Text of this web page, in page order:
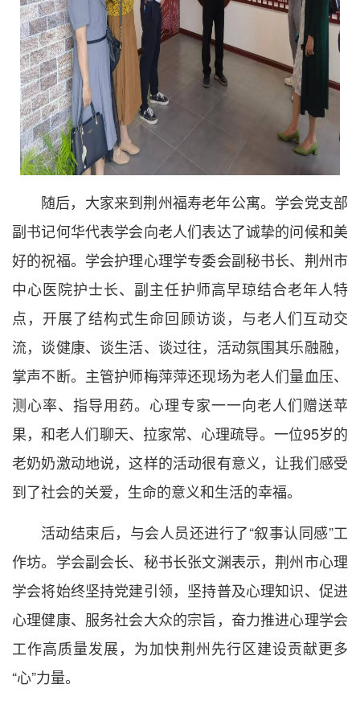
随后，大家来到荆州福寿老年公寓。学会党支部
副书记何华代表学会向老人们表达了诚挚的问候和美
好的祝福。学会护理心理学专委会副秘书长、荆州市
中心医院护士长、副主任护师高早琼结合老年人特
点，开展了结构式生命回顾访谈，与老人们互动交
流，谈健康、谈生活、谈过往，活动氛围其乐融融，
掌声不断。主管护师梅萍萍还现场为老人们量血压、
测心率、指导用药。心理专家一一向老人们赠送苹
果，和老人们聊天、拉家常、心理疏导。一位95岁的
老奶奶激动地说，这样的活动很有意义，让我们感受
到了社会的关爱，生命的意义和生活的幸福。
活动结束后，与会人员还进行了“叙事认同感”工
作坊。学会副会长、秘书长张文渊表示，荆州市心理
学会将始终坚持党建引领，坚持普及心理知识、促进
心理健康、服务社会大众的宗旨，奋力推进心理学会
工作高质量发展，为加快荆州先行区建设贡献更多
“心”力量。